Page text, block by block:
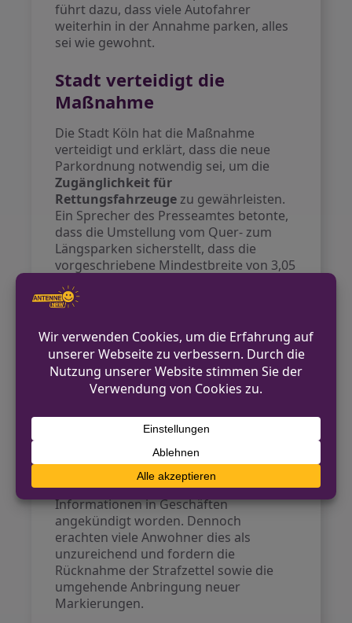
führt dazu, dass viele Autofahrer
weiterhin in der Annahme parken, alles
sei wie gewohnt.
Stadt verteidigt die
Maßnahme
Die Stadt Köln hat die Maßnahme
verteidigt und erklärt, dass die neue
Parkordnung notwendig sei, um die
Zugänglichkeit für
Rettungsfahrzeugezu gewährleisten.
Ein Sprecher des Presseamtes betonte,
dass die Umstellung vom Quer- zum
Längsparken sicherstellt, dass die
vorgeschriebene Mindestbreite von 3,05
Metern für Einsatzfahrzeuge der
Feuerwehr eingehalten werden kann.
für Fußgänger zu schaffen.
Schritte zur Information
der Anwohner
Robert Baumanns, der Sprecher des
städtischen Presseamtes, erklärte
weiter, dass bereits68
Postwurfsendungenan die Haushalte
verteilt wurden. Darüber hinaus seien
Informationen in Geschäften
angekündigt worden. Dennoch
erachten viele Anwohner dies als
unzureichend und fordern die
Rücknahme der Strafzettel sowie die
umgehende Anbringung neuer
Markierungen.